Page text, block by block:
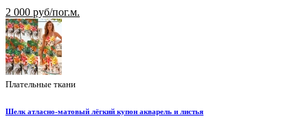
2 000 руб/пог.м.
Плательные ткани
Шелк атласно-матовый лёгкий купон акварель и листья